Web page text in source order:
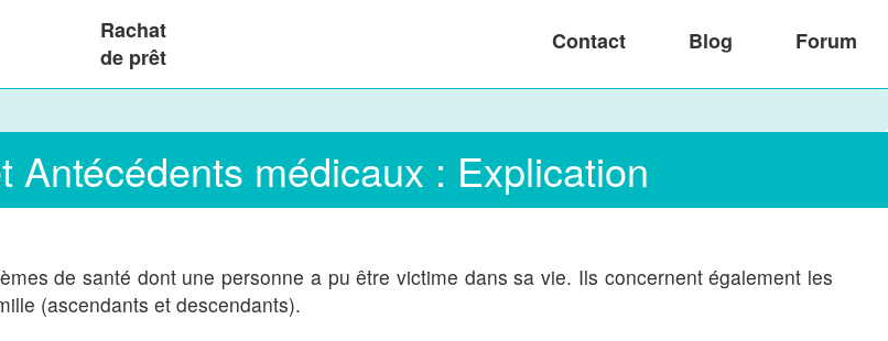
Rachat
de prêt
Contact Blog Forum
Antécédents médicaux : Explication
de santé dont une personne a pu être victime dans sa vie. Ils concernent également les
(ascendants et descendants).